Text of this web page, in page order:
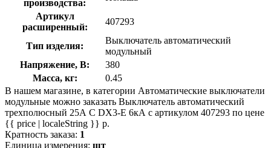
производства:
Артикул
расширенный:
407293
Тип изделия:
Выключатель автоматический
модульный
Напряжение, В:
380
Масса, кг:
0.45
В нашем магазине, в категории Автоматические выключатели
модульные можно заказать Выключатель автоматический
трехполюсный 25А C DX3-E 6кА с артикулом 407293 по цене
{{ price | localeString }} р.
Кратность заказа: 1
Единица измерения: шт